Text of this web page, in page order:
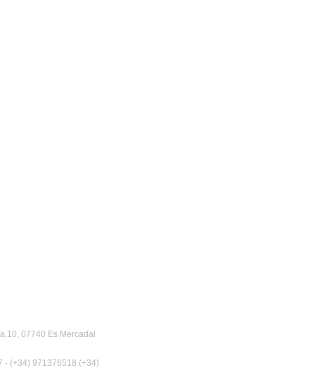
07740 Es Mercadal
- (+34) 971376518 (+34)